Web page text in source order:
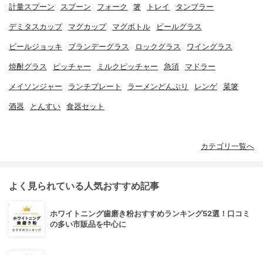
計量スプーン スプーン フォーク 箸 トレイ タンブラー
デミタスカップ マグカップ マグボトル ビールグラス
ビールジョッキ ブランデーグラス ロックグラス ワイングラス
焼酎グラス ピッチャー ミルクピッチャー 急須 マドラー
メイソンジャー ランチプレート ラーメンどんぶり レンゲ 菜箸
酒器 とんすい 食器セット
カテゴリ一覧へ
よく見られている人気おすすめ記事
ホワイトニング歯磨き粉おすすめランキング52選！口コミ
の多い市販品を中心に